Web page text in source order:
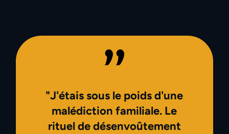
"J'étais sous le poids d'une
malédiction familiale. Le
rituel de désenvoûtement